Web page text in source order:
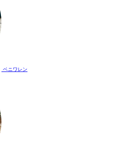
ベニワレン